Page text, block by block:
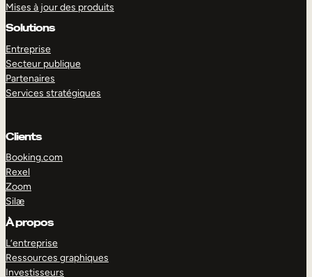
Mises à jour des produits
Solutions
Entreprise
Secteur publique
Partenaires
Services stratégiques
Clients
Booking.com
Rexel
Zoom
Silæ
À propos
L’entreprise
Ressources graphiques
Investisseurs